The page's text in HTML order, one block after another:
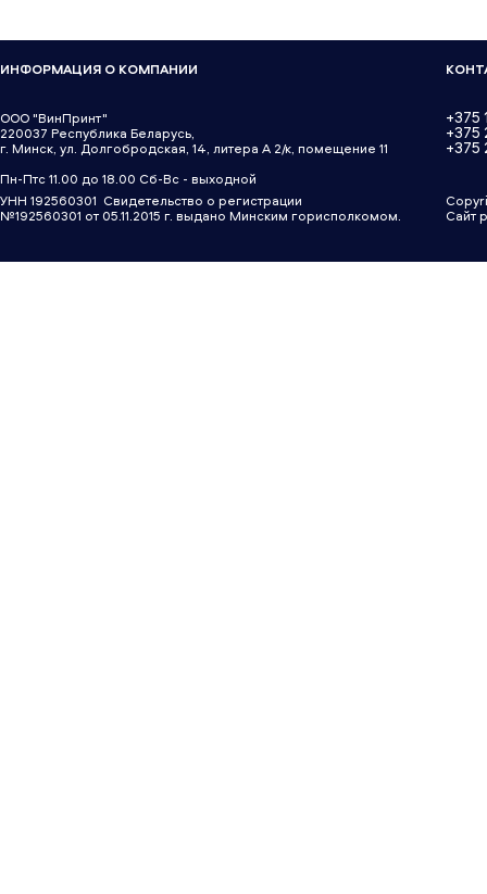
ИНФОРМАЦИЯ О КОМПАНИИ
УНН 192560301 Свидетельство о регистрации
№192560301 от 05.11.2015 г. выдано Минским горисполкомом.
ООО "ВинПринт"
220037 Республика Беларусь,
г. Минск, ул. Долгобродская, 14, литера А 2/к, помещение 11
Пн-Птс 11.00 до 18.00 Сб-Вс - выходной
+375
+375
+375
Сайт